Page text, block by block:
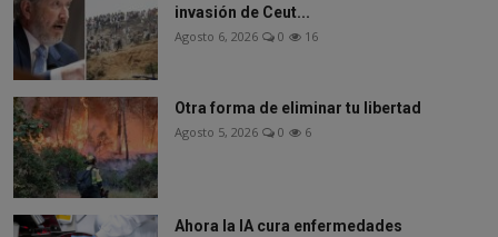
invasión de Ceut...
Agosto 6, 2026 0 16
Otra forma de eliminar tu libertad
Agosto 5, 2026 0 6
Ahora la IA cura enfermedades